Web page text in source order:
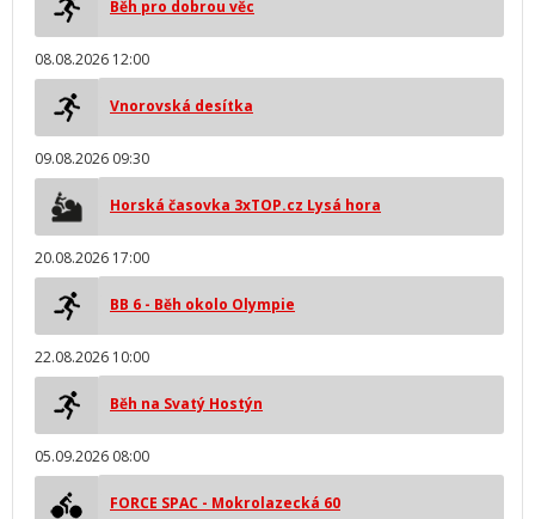
Běh pro dobrou věc
08.08.2026 12:00
Vnorovská desítka
09.08.2026 09:30
Horská časovka 3xTOP.cz Lysá hora
20.08.2026 17:00
BB 6 - Běh okolo Olympie
22.08.2026 10:00
Běh na Svatý Hostýn
05.09.2026 08:00
FORCE SPAC - Mokrolazecká 60